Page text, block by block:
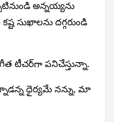
అన్నయ్యను
సుఖాలను దగ్గరుండి
టీచర్‌గా పనిచేస్తున్నా.
ధైర్యమే నన్ను, మా